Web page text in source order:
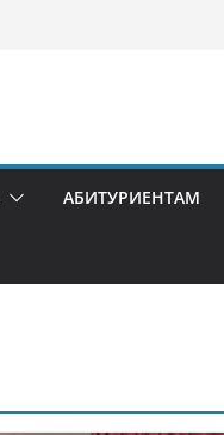
АБИТУРИЕНТАМ